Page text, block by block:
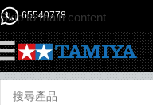
Skip to main content
65540778